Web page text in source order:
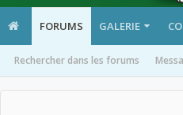
FORUMS
Rechercher dans les forums
GALERIE